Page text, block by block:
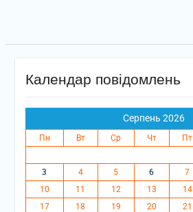
Календар повідомлень
Серпень 2026
Пн Вт Ср Чт Пт
3
4 5 6 7
10
11 12 13 14
17
18 19 20 21